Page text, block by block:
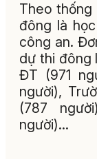
Theo thống
đông là
công an.
dự thi đông
ĐT (971
người),
(787
người)...